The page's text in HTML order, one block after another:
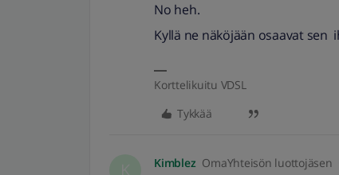
No heh.
Kyllä ne näköjään osaavat
Korttelikuitu VDSL
Tykkää
Kimblez OmaYhteisön luottojäsen